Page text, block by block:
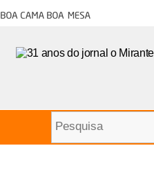
Boa cama boa mesa